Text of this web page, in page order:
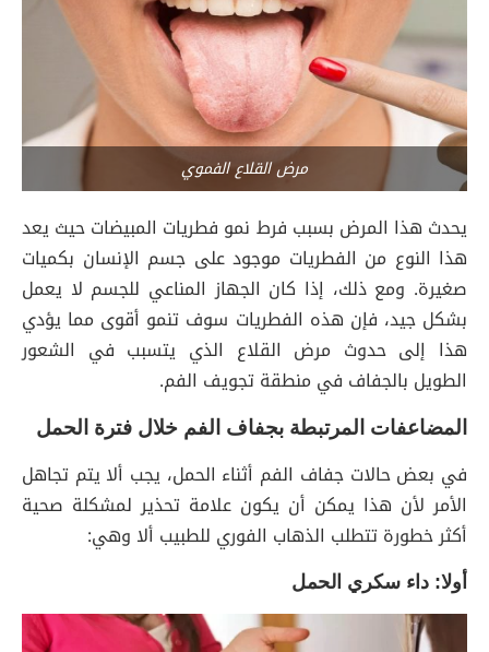
مرض القلاع الفموي
يحدث هذا المرض بسبب فرط نمو فطريات المبيضات حيث يعد
هذا النوع من الفطريات موجود على جسم الإنسان بكميات
صغيرة. ومع ذلك، إذا كان الجهاز المناعي للجسم لا يعمل
بشكل جيد، فإن هذه الفطريات سوف تنمو أقوى مما يؤدي
هذا إلى حدوث مرض القلاع الذي يتسبب في الشعور
الطويل بالجفاف في منطقة تجويف الفم.
المضاعفات المرتبطة بجفاف الفم خلال فترة الحمل
في بعض حالات جفاف الفم أثناء الحمل، يجب ألا يتم تجاهل
الأمر لأن هذا يمكن أن يكون علامة تحذير لمشكلة صحية
أكثر خطورة تتطلب الذهاب الفوري للطبيب ألا وهي:
أولا: داء سكري الحمل